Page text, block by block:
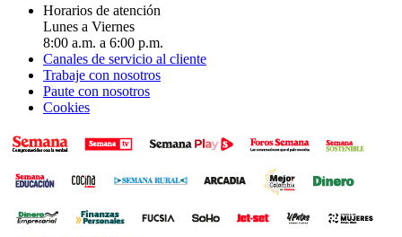
Horarios de atención
Lunes a Viernes
8:00 a.m. a 6:00 p.m.
Canales de servicio al cliente
Trabaje con nosotros
Paute con nosotros
Cookies